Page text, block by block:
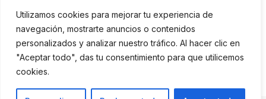
Utilizamos cookies para mejorar tu experiencia de
navegación, mostrarte anuncios o contenidos
personalizados y analizar nuestro tráfico. Al hacer clic en
"Aceptar todo", das tu consentimiento para que utilicemos
cookies.
Pedidos Online Glovo
Contacto